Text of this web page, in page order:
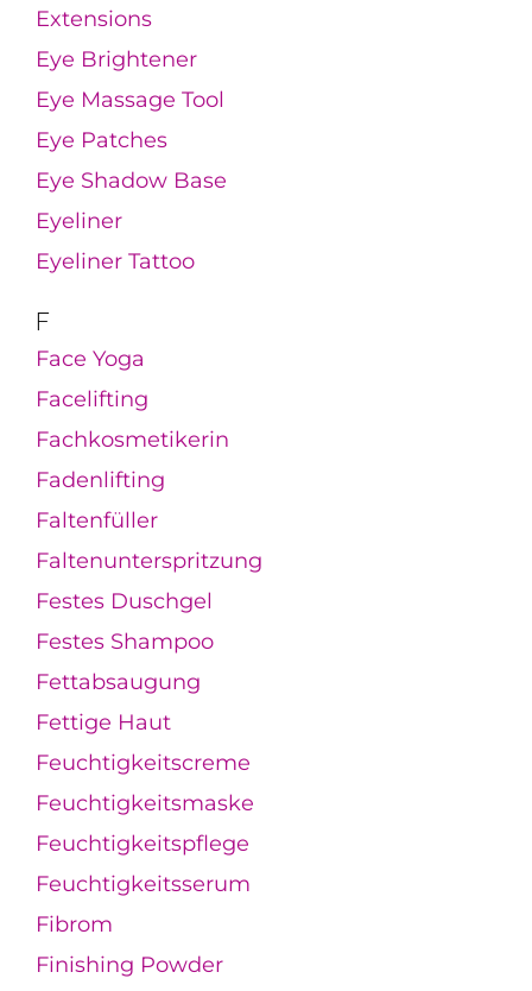
Extensions
Eye Brightener
Eye Massage Tool
Eye Patches
Eye Shadow Base
Eyeliner
Eyeliner Tattoo
F
Face Yoga
Facelifting
Fachkosmetikerin
Fadenlifting
Faltenfüller
Faltenunterspritzung
Festes Duschgel
Festes Shampoo
Fettabsaugung
Fettige Haut
Feuchtigkeitscreme
Feuchtigkeitsmaske
Feuchtigkeitspflege
Feuchtigkeitsserum
Fibrom
Finishing Powder